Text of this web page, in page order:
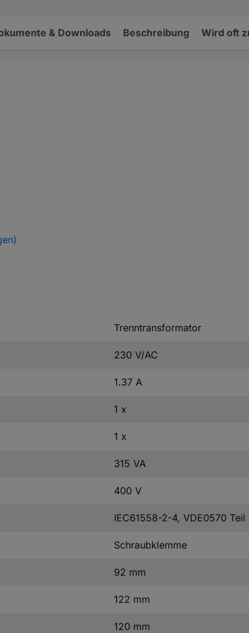
& Downloads Beschreibung Wird oft
Trenntransformator
230 V/AC
1.37 A
1 x
1 x
315 VA
400 V
IEC61558-2-4, VDE0570
Schraubklemme
92 mm
122 mm
120 mm